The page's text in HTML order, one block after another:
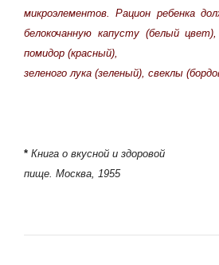
микроэлементов. Рацион рeбенка
бeлокочанную капусту (бeлый цвет),
помидор (красный),
зелeного лука (зеленый), свeклы
* Книга о вкусной и здоровой
пище. Москва, 1955